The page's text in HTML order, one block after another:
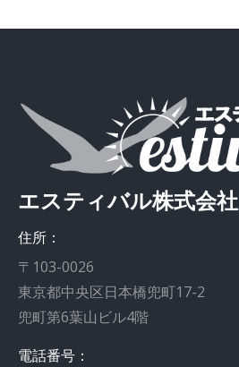
エスティバル株式会社
住所：
〒103-0026
東京都中央区日本橋兜町17-2
兜町第6葉山ビル4階
電話番号：